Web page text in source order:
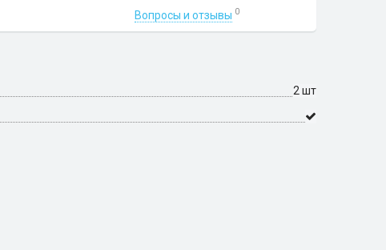
Вопросы и отзывы 0
2 шт